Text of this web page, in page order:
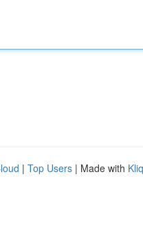
| Top Users | Made with